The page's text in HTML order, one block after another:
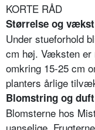
KORTE RÅD
Størrelse og vækst
Under stueforhold
cm høj. Væksten
omkring 15-25 cm
planters årlige
Blomstring og duft
Blomsterne hos